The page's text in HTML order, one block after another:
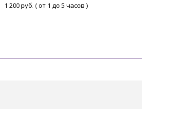
1 200 руб. ( от 1 до 5 часов )